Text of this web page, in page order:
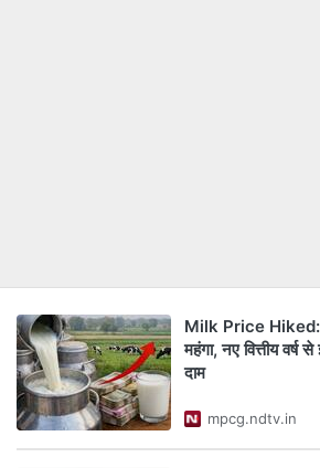
Milk Price Hiked:
महंगा, नए वित्तीय वर्ष
दाम
mpcg.ndtv.in